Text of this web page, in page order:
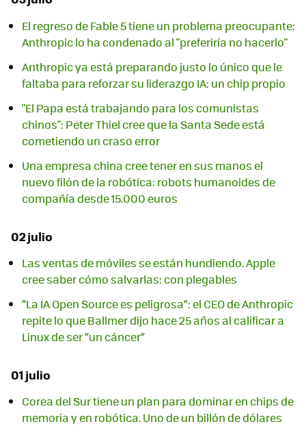
El regreso de Fable 5 tiene un problema preocupante:
Anthropic lo ha condenado al "preferiría no hacerlo"
Anthropic ya está preparando justo lo único que le
faltaba para reforzar su liderazgo IA: un chip propio
"El Papa está trabajando para los comunistas
chinos": Peter Thiel cree que la Santa Sede está
cometiendo un craso error
Una empresa china cree tener en sus manos el
nuevo filón de la robótica: robots humanoides de
compañía desde 15.000 euros
02 julio
Las ventas de móviles se están hundiendo. Apple
cree saber cómo salvarlas: con plegables
“La IA Open Source es peligrosa”: el CEO de Anthropic
repite lo que Ballmer dijo hace 25 años al calificar a
Linux de ser “un cáncer”
01 julio
Corea del Sur tiene un plan para dominar en chips de
memoria y en robótica. Uno de un billón de dólares